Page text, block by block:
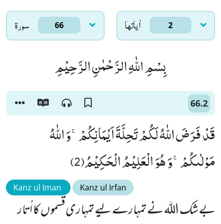
سورۃ 66 اٰياتها 2
بِسْمِ اللّٰهِ الرَّحْمٰنِ الرَّحِیْمِ
66.2
قَدْ فَرَضَ اللّٰهُ لَكُمْ تَحِلَّةَ اَیْمَانِكُمْۚ-وَ اللّٰهُ
مَوْلٰىكُمْۚ-وَ هُوَ الْعَلِیْمُ الْحَكِیْمُ(2)
Kanz ul Iman Kanz ul Irfan
بے شک اللہ نے تمہارے لیے تمہاری قسموں کا اُتار